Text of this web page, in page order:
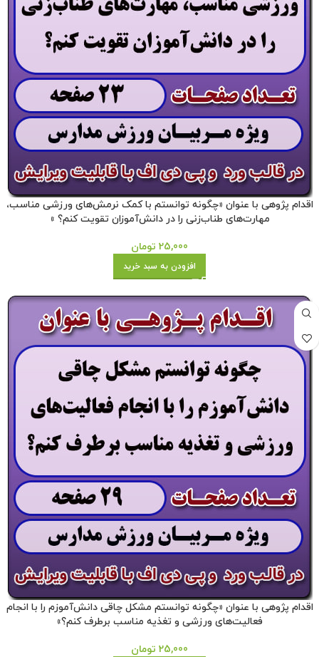
اقدام پژوهی با عنوان «چگونه توانستم با کمک نرمش‌های ورزشی مناسب،
مهارت‌های طناب‌زنی را در دانش‌آموزان تقویت کنم؟ »
25,000 تومان
افزودن به سبد خرید
اقدام پژوهی با عنوان «چگونه توانستم مشکل چاقی دانش‌آموزم را با انجام
فعالیت‌های ورزشی و تغذیه مناسب برطرف کنم؟»
25,000 تومان